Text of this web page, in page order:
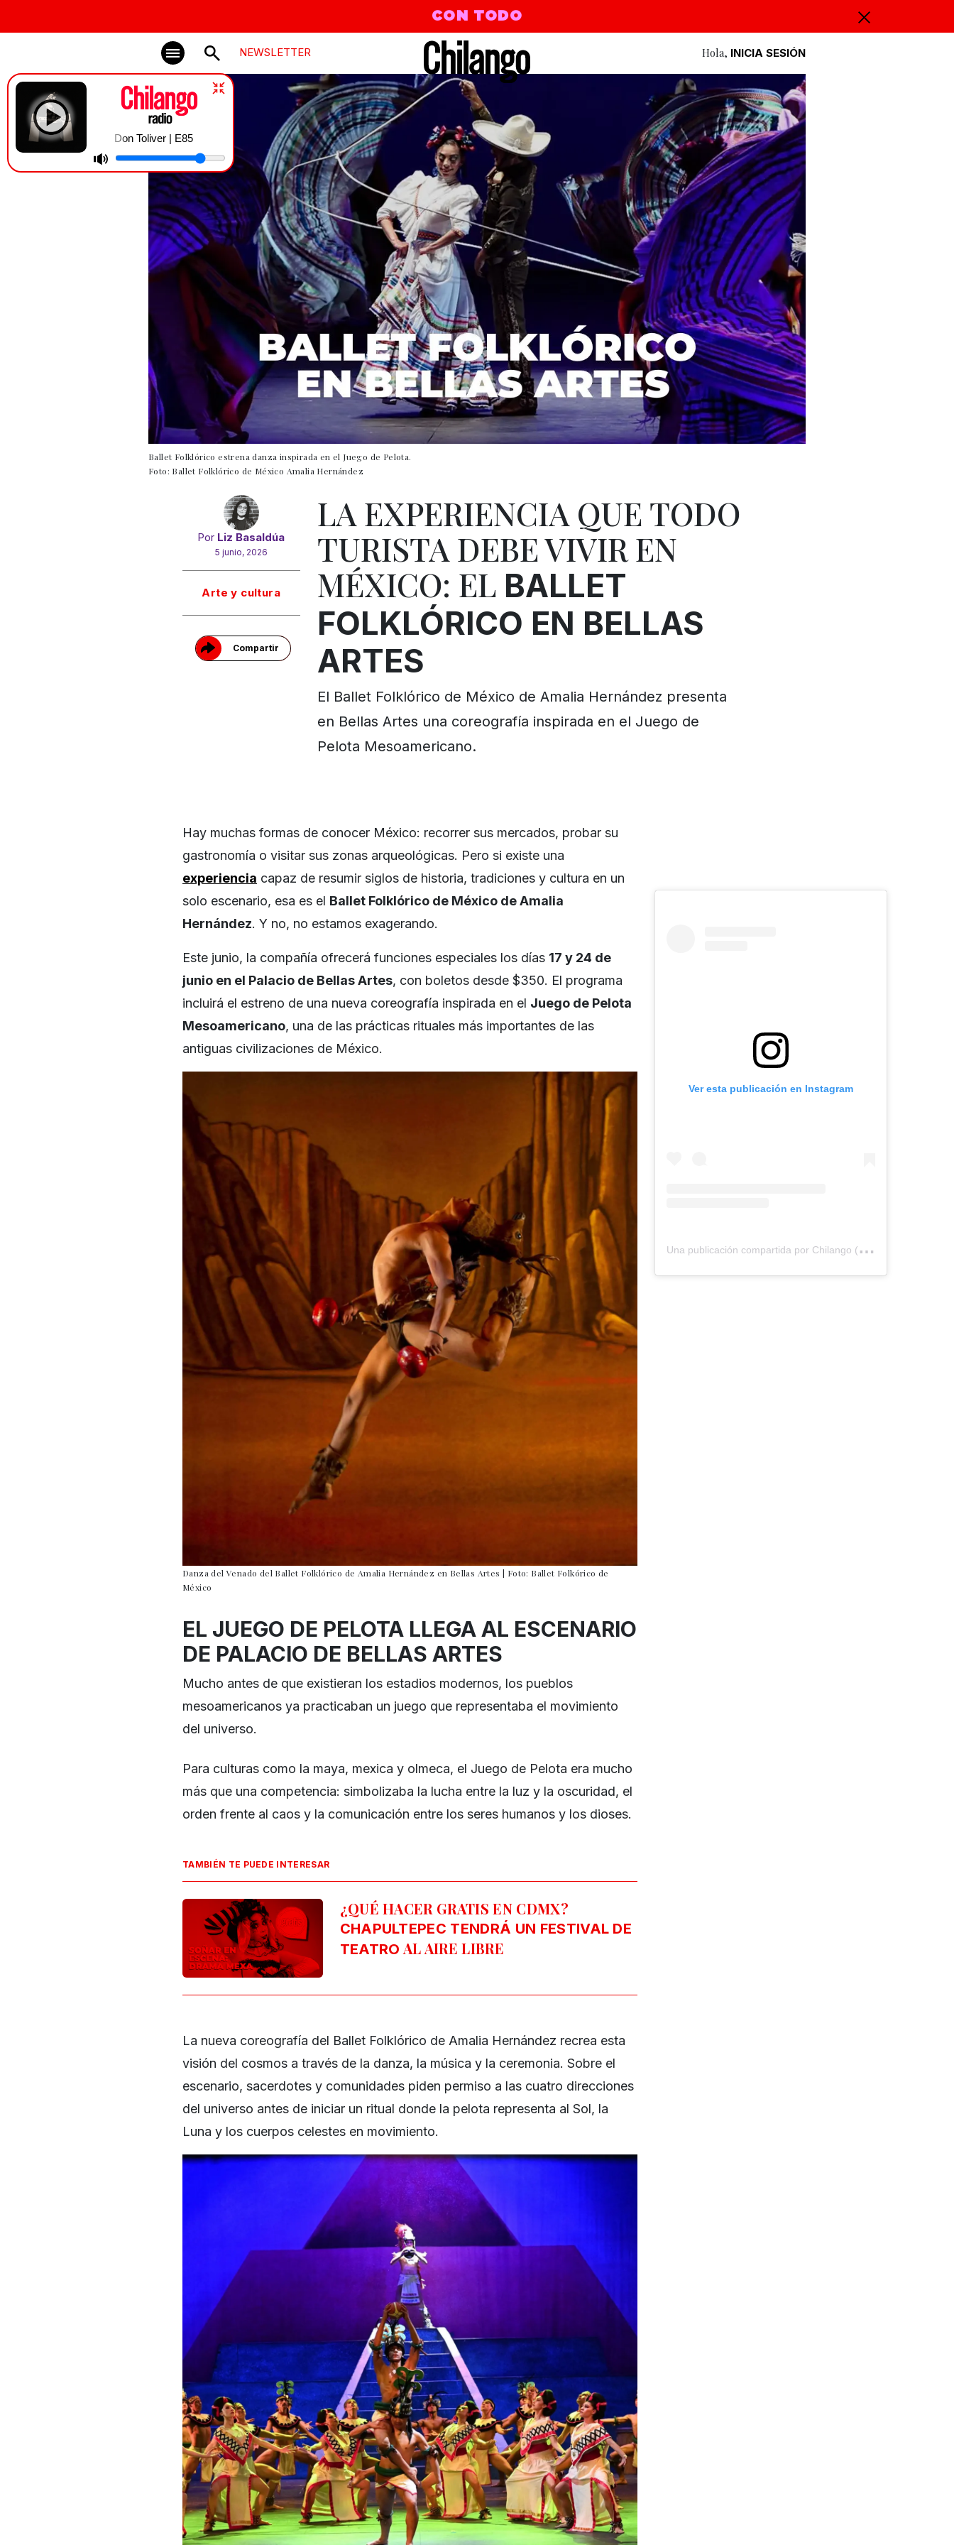
CON TODO
NEWSLETTER Hola, INICIA SESIÓN
Don Toliver | E85
Ballet Folklórico estrena danza inspirada en el Juego de Pelota.
Foto: Ballet Folklórico de México Amalia Hernández
Por Liz Basaldúa
5 junio, 2026
Arte y cultura
Compartir
LA EXPERIENCIA QUE TODO
TURISTA DEBE VIVIR EN
MÉXICO: EL BALLET
FOLKLÓRICO EN BELLAS
ARTES
El Ballet Folklórico de México de Amalia Hernández presenta
en Bellas Artes una coreografía inspirada en el Juego de
Pelota Mesoamericano.
Hay muchas formas de conocer México: recorrer sus mercados, probar su
gastronomía o visitar sus zonas arqueológicas. Pero si existe una
experiencia capaz de resumir siglos de historia, tradiciones y cultura en un
solo escenario, esa es el Ballet Folklórico de México de Amalia
Hernández. Y no, no estamos exagerando.
Este junio, la compañía ofrecerá funciones especiales los días 17 y 24 de
junio en el Palacio de Bellas Artes, con boletos desde $350. El programa
incluirá el estreno de una nueva coreografía inspirada en el Juego de Pelota
Mesoamericano, una de las prácticas rituales más importantes de las
antiguas civilizaciones de México.
Danza del Venado del Ballet Folklórico de Amalia Hernández en Bellas Artes | Foto: Ballet Folkórico de
México
EL JUEGO DE PELOTA LLEGA AL ESCENARIO
DE PALACIO DE BELLAS ARTES
Mucho antes de que existieran los estadios modernos, los pueblos
mesoamericanos ya practicaban un juego que representaba el movimiento
del universo.
Para culturas como la maya, mexica y olmeca, el Juego de Pelota era mucho
más que una competencia: simbolizaba la lucha entre la luz y la oscuridad, el
orden frente al caos y la comunicación entre los seres humanos y los dioses.
TAMBIÉN TE PUEDE INTERESAR
¿QUÉ HACER GRATIS EN CDMX?
CHAPULTEPEC TENDRÁ UN FESTIVAL DE
TEATRO AL AIRE LIBRE
La nueva coreografía del Ballet Folklórico de Amalia Hernández recrea esta
visión del cosmos a través de la danza, la música y la ceremonia. Sobre el
escenario, sacerdotes y comunidades piden permiso a las cuatro direcciones
del universo antes de iniciar un ritual donde la pelota representa al Sol, la
Luna y los cuerpos celestes en movimiento.
Ver esta publicación en Instagram
U
na publicación compartida por Chilango (@chilangocom)